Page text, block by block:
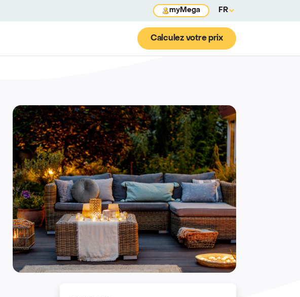
myMega FR
Calculez votre prix